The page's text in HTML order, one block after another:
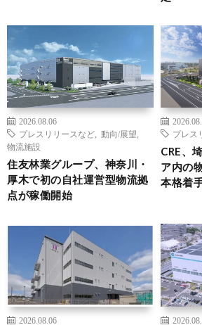
2026.08.06
プレスリリースなど
動向/展望
物流施設
住友林業グループ、神奈川・
厚木で初の自社運営型物流拠
点が稼働開始
プレス
CRE、
ア内の
本格着
2026.08.06